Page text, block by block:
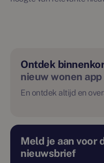
Ontdek
nieuw wonen app
En ontdek altijd en
Meld je aan voor
nieuwsbrief